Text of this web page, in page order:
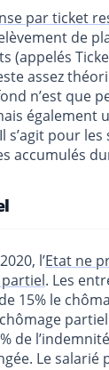
par ticket
de
(appelés
assez
n’est que
également
s’agit pour
accumulés
l’Etat ne
partiel. Les
15% le
partiel
de
Le